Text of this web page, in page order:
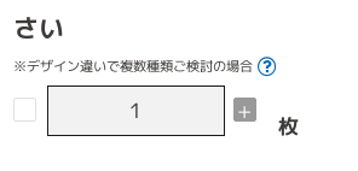
さい
※デザイン違いで複数種類ご検討の場合
+
枚